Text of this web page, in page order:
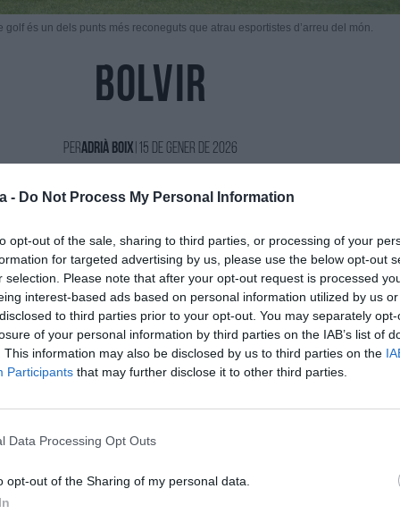
- Do Not Process My Personal Information
opt-out of the sale, sharing to third parties, or processing of your
for targeted advertising by us, please use the below opt-out
selection. Please note that after your opt-out request is processed
interest-based ads based on personal information utilized by us
to third parties prior to your opt-out. You may separately
of your personal information by third parties on the IAB’s list of
This information may also be disclosed by us to third parties on the
Participants that may further disclose it to other third parties.
Data Processing Opt Outs
opt-out of the Sharing of my personal data.
golf és un dels punts més reconeguts que atrau esportistes d’arreu del món.
Bolvir
PerAdrià Boix 15 de Gener de 2026
Un refugi de luxe
una àrea residencial de prestigi, amb
fins i tot personalitats barcelonines que hi tenen la
enllà del seu caràcter residencial, el poble ofereix
El seu camp de golf és un dels punts més
del món que venen a gaudir dels prestigiosos
els seus greenes. L’entorn natural és un altre
paisatges verds, zones de passeig i rutes per
del poble és molt interessant: destaquen
Remei i el conjunt històric del nucli urbà, amb